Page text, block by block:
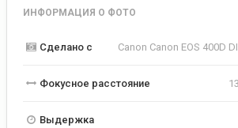
ИНФОРМАЦИЯ О ФОТО
Сделано с Canon Canon EOS 400D
Фокусное расстояние
Выдержка